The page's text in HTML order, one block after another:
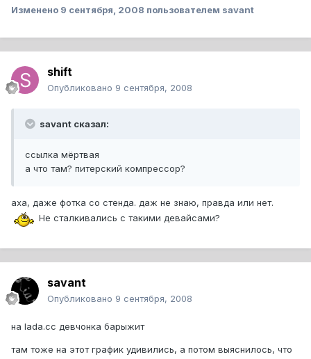
Изменено 9 сентября, 2008 пользователем savant
shift
Опубликовано 9 сентября, 2008
savant сказал:
ссылка мёртвая
а что там? питерский компрессор?
аха, даже фотка со стенда. даж не знаю, правда или нет.
Не сталкивались с такими девайсами?
savant
Опубликовано 9 сентября, 2008
на lada.cc девчонка барыжит
там тоже на этот график удивились, а потом выяснилось, что